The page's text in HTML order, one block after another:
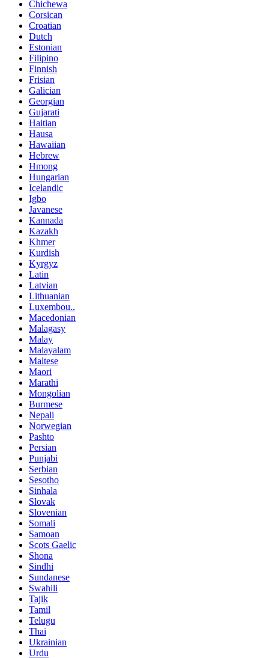
Chichewa
Corsican
Croatian
Dutch
Estonian
Filipino
Finnish
Frisian
Galician
Georgian
Gujarati
Haitian
Hausa
Hawaiian
Hebrew
Hmong
Hungarian
Icelandic
Igbo
Javanese
Kannada
Kazakh
Khmer
Kurdish
Kyrgyz
Latin
Latvian
Lithuanian
Luxembou..
Macedonian
Malagasy
Malay
Malayalam
Maltese
Maori
Marathi
Mongolian
Burmese
Nepali
Norwegian
Pashto
Persian
Punjabi
Serbian
Sesotho
Sinhala
Slovak
Slovenian
Somali
Samoan
Scots Gaelic
Shona
Sindhi
Sundanese
Swahili
Tajik
Tamil
Telugu
Thai
Ukrainian
Urdu